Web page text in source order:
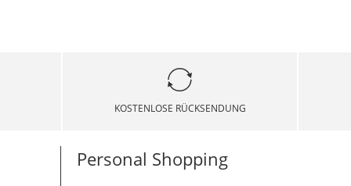
KOSTENLOSE RÜCKSENDUNG
Personal Shopping